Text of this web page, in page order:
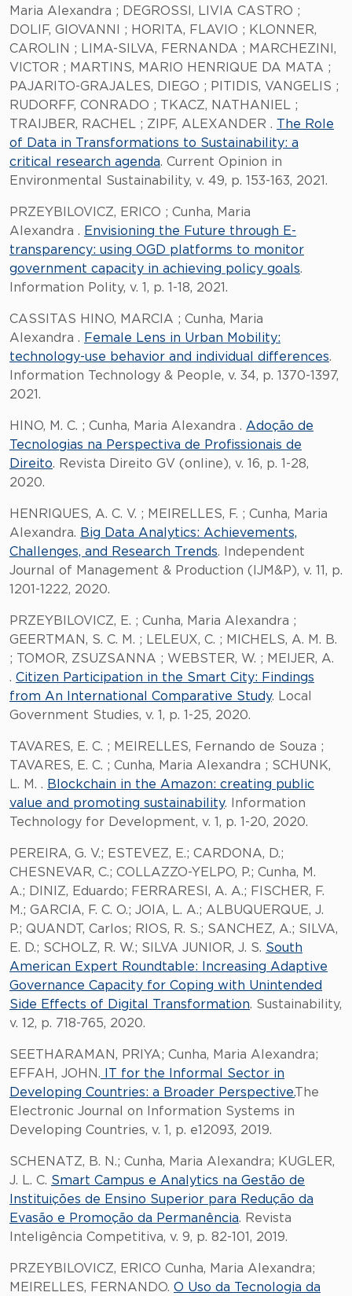
Maria Alexandra ; DEGROSSI, LIVIA CASTRO ;
DOLIF, GIOVANNI ; HORITA, FLAVIO ; KLONNER,
CAROLIN ; LIMA-SILVA, FERNANDA ; MARCHEZINI,
VICTOR ; MARTINS, MARIO HENRIQUE DA MATA ;
PAJARITO-GRAJALES, DIEGO ; PITIDIS, VANGELIS ;
RUDORFF, CONRADO ; TKACZ, NATHANIEL ;
TRAIJBER, RACHEL ; ZIPF, ALEXANDER . The Role
of Data in Transformations to Sustainability: a
critical research agenda. Current Opinion in
Environmental Sustainability, v. 49, p. 153-163, 2021.
PRZEYBILOVICZ, ERICO ; Cunha, Maria
Alexandra . Envisioning the Future through E-
transparency: using OGD platforms to monitor
government capacity in achieving policy goals.
Information Polity, v. 1, p. 1-18, 2021.
CASSITAS HINO, MARCIA ; Cunha, Maria
Alexandra . Female Lens in Urban Mobility:
technology-use behavior and individual differences.
Information Technology & People, v. 34, p. 1370-1397,
2021.
HINO, M. C. ; Cunha, Maria Alexandra . Adoção de
Tecnologias na Perspectiva de Profissionais de
Direito. Revista Direito GV (online), v. 16, p. 1-28,
2020.
HENRIQUES, A. C. V. ; MEIRELLES, F. ; Cunha, Maria
Alexandra. Big Data Analytics: Achievements,
Challenges, and Research Trends. Independent
Journal of Management & Production (IJM&P), v. 11, p.
1201-1222, 2020.
PRZEYBILOVICZ, E. ; Cunha, Maria Alexandra ;
GEERTMAN, S. C. M. ; LELEUX, C. ; MICHELS, A. M. B.
; TOMOR, ZSUZSANNA ; WEBSTER, W. ; MEIJER, A.
. Citizen Participation in the Smart City: Findings
from An International Comparative Study. Local
Government Studies, v. 1, p. 1-25, 2020.
TAVARES, E. C. ; MEIRELLES, Fernando de Souza ;
TAVARES, E. C. ; Cunha, Maria Alexandra ; SCHUNK,
L. M. . Blockchain in the Amazon: creating public
value and promoting sustainability. Information
Technology for Development, v. 1, p. 1-20, 2020.
PEREIRA, G. V.; ESTEVEZ, E.; CARDONA, D.;
CHESNEVAR, C.; COLLAZZO-YELPO, P.; Cunha, M.
A.; DINIZ, Eduardo; FERRARESI, A. A.; FISCHER, F.
M.; GARCIA, F. C. O.; JOIA, L. A.; ALBUQUERQUE, J.
P.; QUANDT, Carlos; RIOS, R. S.; SANCHEZ, A.; SILVA,
E. D.; SCHOLZ, R. W.; SILVA JUNIOR, J. S. South
American Expert Roundtable: Increasing Adaptive
Governance Capacity for Coping with Unintended
Side Effects of Digital Transformation. Sustainability,
v. 12, p. 718-765, 2020.
SEETHARAMAN, PRIYA; Cunha, Maria Alexandra;
EFFAH, JOHN. IT for the Informal Sector in
Developing Countries: a Broader Perspective.The
Electronic Journal on Information Systems in
Developing Countries, v. 1, p. e12093, 2019.
SCHENATZ, B. N.; Cunha, Maria Alexandra; KUGLER,
J. L. C. Smart Campus e Analytics na Gestão de
Instituições de Ensino Superior para Redução da
Evasão e Promoção da Permanência. Revista
Inteligência Competitiva, v. 9, p. 82-101, 2019.
PRZEYBILOVICZ, ERICO Cunha, Maria Alexandra;
MEIRELLES, FERNANDO. O Uso da Tecnologia da